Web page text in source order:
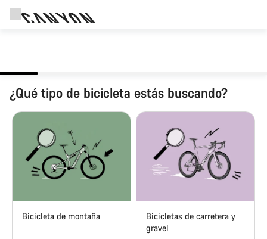
¿Qué tipo de bicicleta estás buscando?
Bicicleta de montaña
Bicicletas de carretera y
gravel